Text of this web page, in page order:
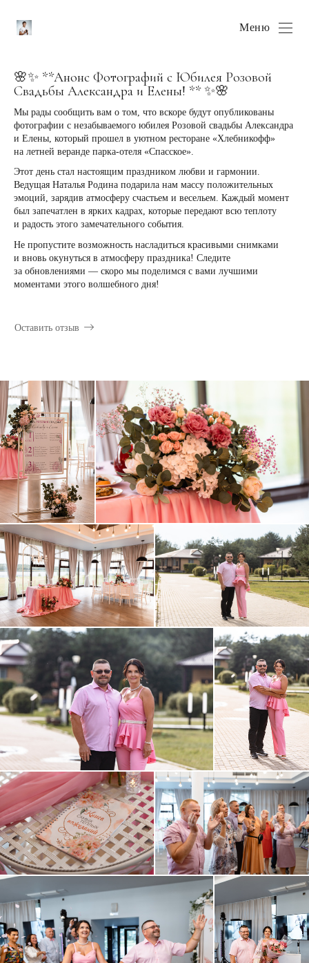
Меню
🌸✨ **Анонс Фотографий с Юбилея Розовой
Свадьбы Александра и Елены! ** ✨🌸
Мы рады сообщить вам о том, что вскоре будут опубликованы
фотографии с незабываемого юбилея Розовой свадьбы Александра
и Елены, который прошел в уютном ресторане «Хлебникофф»
на летней веранде парка-отеля «Спасское».
Этот день стал настоящим праздником любви и гармонии.
Ведущая Наталья Родина подарила нам массу положительных
эмоций, зарядив атмосферу счастьем и весельем. Каждый момент
был запечатлен в ярких кадрах, которые передают всю теплоту
и радость этого замечательного события.
Не пропустите возможность насладиться красивыми снимками
и вновь окунуться в атмосферу праздника! Следите
за обновлениями — скоро мы поделимся с вами лучшими
моментами этого волшебного дня!
Оставить отзыв